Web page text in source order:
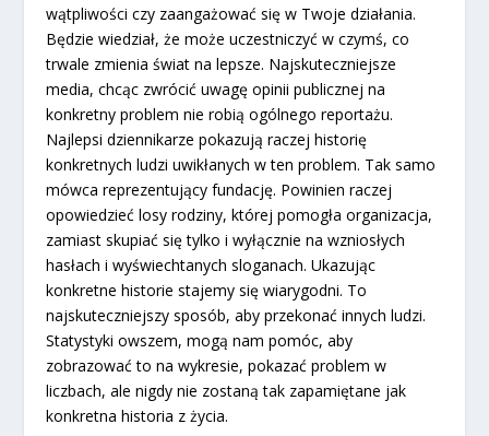
wątpliwości czy zaangażować się w Twoje działania.
Będzie wiedział, że może uczestniczyć w czymś, co
trwale zmienia świat na lepsze. Najskuteczniejsze
media, chcąc zwrócić uwagę opinii publicznej na
konkretny problem nie robią ogólnego reportażu.
Najlepsi dziennikarze pokazują raczej historię
konkretnych ludzi uwikłanych w ten problem. Tak samo
mówca reprezentujący fundację. Powinien raczej
opowiedzieć losy rodziny, której pomogła organizacja,
zamiast skupiać się tylko i wyłącznie na wzniosłych
hasłach i wyświechtanych sloganach. Ukazując
konkretne historie stajemy się wiarygodni. To
najskuteczniejszy sposób, aby przekonać innych ludzi.
Statystyki owszem, mogą nam pomóc, aby
zobrazować to na wykresie, pokazać problem w
liczbach, ale nigdy nie zostaną tak zapamiętane jak
konkretna historia z życia.